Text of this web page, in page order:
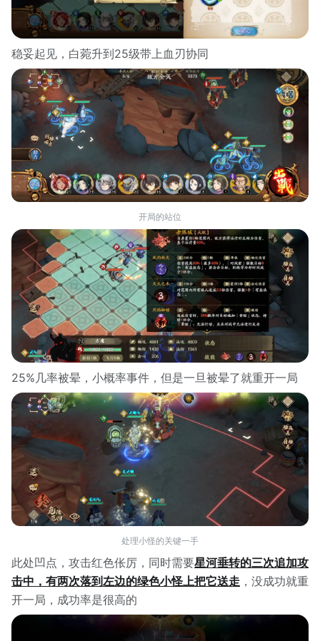
稳妥起见，白菀升到25级带上血刃协同
开局的站位
25%几率被晕，小概率事件，但是一旦被晕了就重开一局
处理小怪的关键一手
此处凹点，攻击红色伥厉，同时需要星河垂转的三次追加攻
击中，有两次落到左边的绿色小怪上把它送走 ，没成功就重
开一局，成功率是很高的